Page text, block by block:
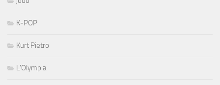
K-POP
Kurt Pietro
L'Olympia